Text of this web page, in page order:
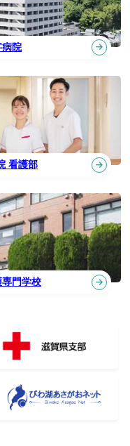
病院
看護部
門学校